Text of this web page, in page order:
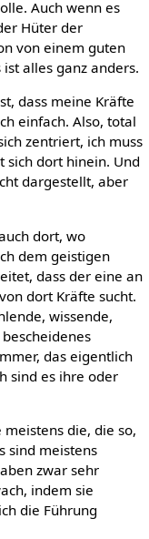
Auch wenn es
Hüter der
von einem guten
alles ganz anders.
dass meine Kräfte
einfach. Also, total
zentriert, ich muss
sich dort hinein. Und
dargestellt, aber
dort, wo
dem geistigen
dass der eine an
dort Kräfte sucht.
wissende,
das eigentlich
sind es ihre oder
die, die so,
sind meistens
zwar sehr
indem sie
die Führung